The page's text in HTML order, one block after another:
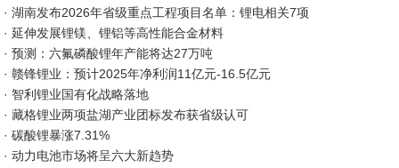
· 湖南发布2026年省级重点工程项目名单：锂电相关7项
· 延伸发展锂镁、锂铝等高性能合金材料
· 预测：六氟磷酸锂年产能将达27万吨
· 赣锋锂业：预计2025年净利润11亿元-16.5亿元
· 智利锂业国有化战略落地
· 藏格锂业两项盐湖产业团标发布获省级认可
· 碳酸锂暴涨7.31%
· 动力电池市场将呈六大新趋势